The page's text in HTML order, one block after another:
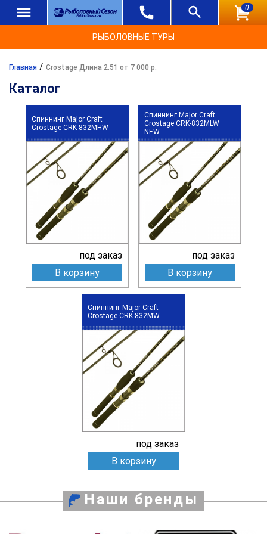
0
РЫБОЛОВНЫЕ ТУРЫ
Главная / Crostage Длина 2.51 от 7 000 р.
Каталог
Спиннинг Major Craft
Crostage CRK-832MHW
под заказ
В корзину
Спиннинг Major Craft
Crostage CRK-832MLW
NEW
под заказ
В корзину
Спиннинг Major Craft
Crostage CRK-832MW
под заказ
В корзину
Наши бренды